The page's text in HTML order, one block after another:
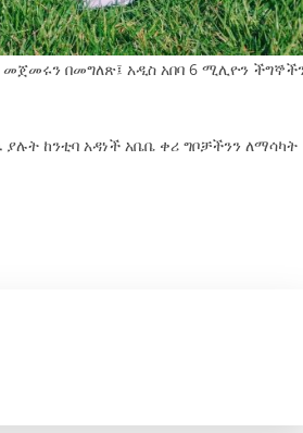
መጀመሩን በመግለጽ፤ አዲስ አበባ 6 ሚሊዮን
ከንቲባ አዳነች አቤቤ ቀሪ ግቦቻችንን ለማሳካት